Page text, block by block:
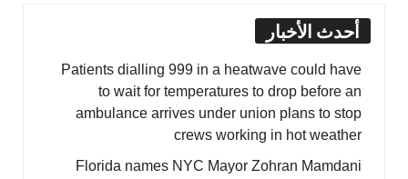
أحدث الأخبار
Patients dialling 999 in a heatwave could have
to wait for temperatures to drop before an
ambulance arrives under union plans to stop
crews working in hot weather
Florida names NYC Mayor Zohran Mamdani